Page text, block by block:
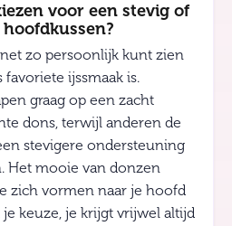
voor een stevig of
zo persoonlijk kunt zien
favoriete ijssmaak is.
graag op een zacht
dons, terwijl anderen de
stevigere ondersteuning
Het mooie van donzen
zich vormen naar je hoofd
keuze, je krijgt vrijwel altijd